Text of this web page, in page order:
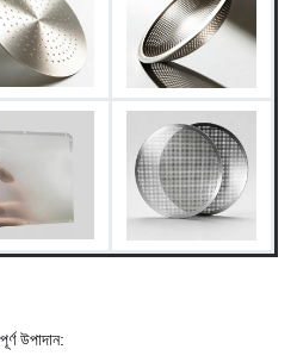
স্টেইনলেস স্টিল, কপার, অ্যালুমিনিয়াম,
টাইটানিয়াম ইত্যাদি
উপাদান: